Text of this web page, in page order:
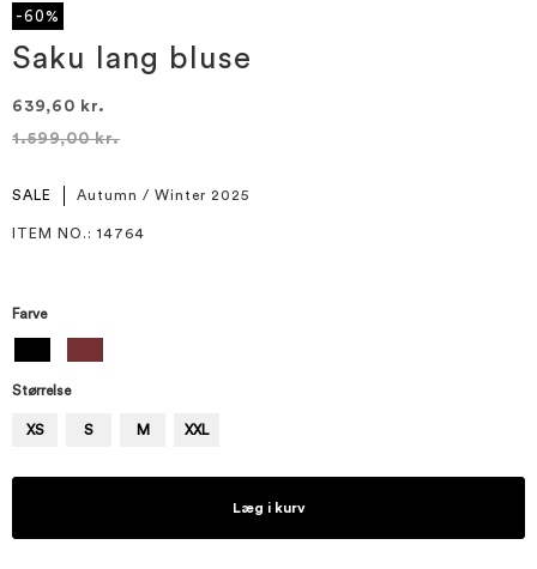
starten
af
billedgalleriet
-60%
Saku lang bluse
639,60 kr.
1.599,00 kr.
SALE Autumn / Winter 2025
ITEM NO. : 14764
Farve
Størrelse
XS S M XXL
Læg i kurv